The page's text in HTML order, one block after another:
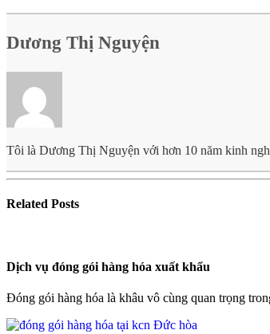
Dương Thị Nguyện
Tôi là Dương Thị Nguyện với hơn 10 năm kinh
Related Posts
Dịch vụ đóng gói hàng hóa xuất khẩu
Đóng gói hàng hóa là khâu vô cùng quan trọng